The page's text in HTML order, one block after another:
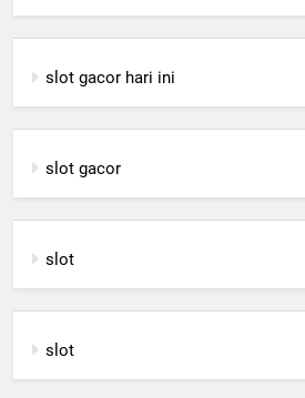
slot gacor hari ini
slot gacor
slot
slot